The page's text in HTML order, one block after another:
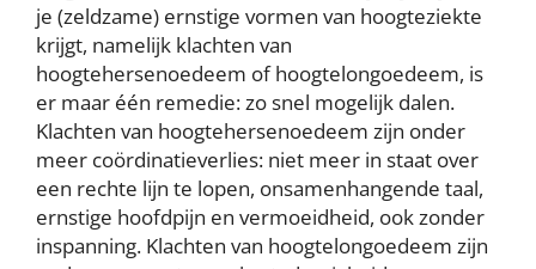
je (zeldzame) ernstige vormen van hoogteziekte
krijgt, namelijk klachten van
hoogtehersenoedeem of hoogtelongoedeem, is
er maar één remedie: zo snel mogelijk dalen.
Klachten van hoogtehersenoedeem zijn onder
meer coördinatieverlies: niet meer in staat over
een rechte lijn te lopen, onsamenhangende taal,
ernstige hoofdpijn en vermoeidheid, ook zonder
inspanning. Klachten van hoogtelongoedeem zijn